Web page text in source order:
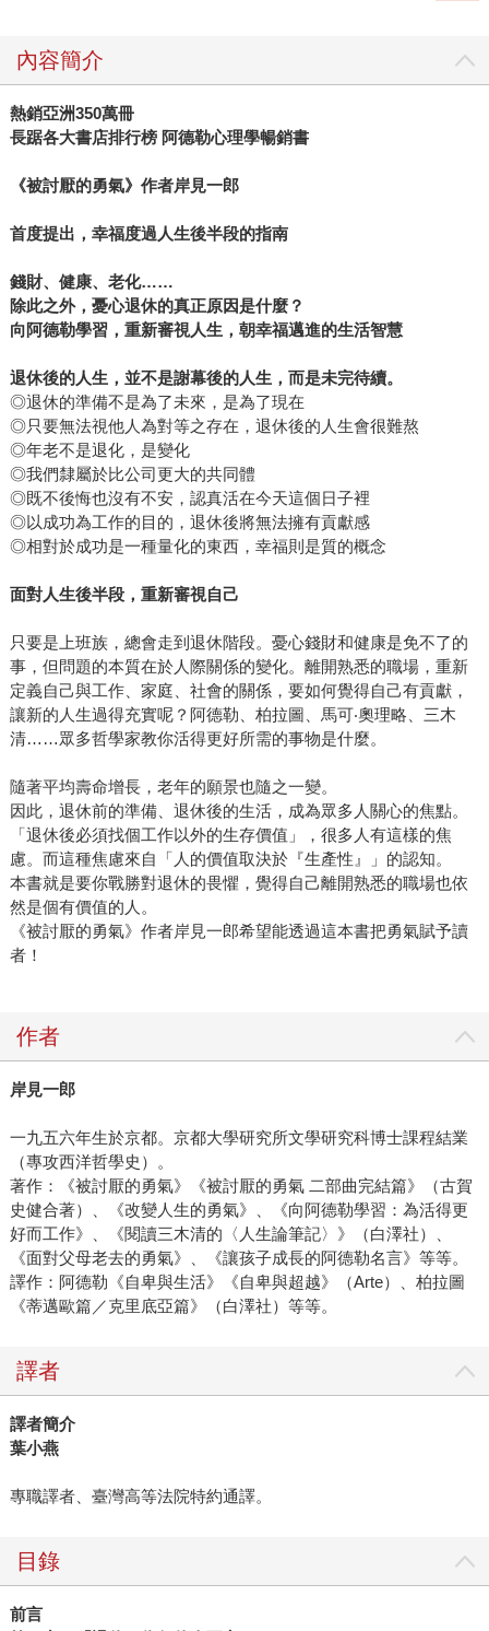
內容簡介
熱銷亞洲350萬冊
長踞各大書店排行榜 阿德勒心理學暢銷書
《被討厭的勇氣》作者岸見一郎
首度提出，幸福度過人生後半段的指南
錢財、健康、老化……
除此之外，憂心退休的真正原因是什麼？
向阿德勒學習，重新審視人生，朝幸福邁進的生活智慧
退休後的人生，並不是謝幕後的人生，而是未完待續。
◎退休的準備不是為了未來，是為了現在
◎只要無法視他人為對等之存在，退休後的人生會很難熬
◎年老不是退化，是變化
◎我們隸屬於比公司更大的共同體
◎既不後悔也沒有不安，認真活在今天這個日子裡
◎以成功為工作的目的，退休後將無法擁有貢獻感
◎相對於成功是一種量化的東西，幸福則是質的概念
面對人生後半段，重新審視自己
只要是上班族，總會走到退休階段。憂心錢財和健康是免不了的
事，但問題的本質在於人際關係的變化。離開熟悉的職場，重新
定義自己與工作、家庭、社會的關係，要如何覺得自己有貢獻，
讓新的人生過得充實呢？阿德勒、柏拉圖、馬可‧奧理略、三木
清……眾多哲學家教你活得更好所需的事物是什麼。
隨著平均壽命增長，老年的願景也隨之一變。
因此，退休前的準備、退休後的生活，成為眾多人關心的焦點。
「退休後必須找個工作以外的生存價值」，很多人有這樣的焦
慮。而這種焦慮來自「人的價值取決於『生產性』」的認知。
本書就是要你戰勝對退休的畏懼，覺得自己離開熟悉的職場也依
然是個有價值的人。
《被討厭的勇氣》作者岸見一郎希望能透過這本書把勇氣賦予讀
者！
作者
岸見一郎
一九五六年生於京都。京都大學研究所文學研究科博士課程結業
（專攻西洋哲學史）。
著作：《被討厭的勇氣》《被討厭的勇氣 二部曲完結篇》（古賀
史健合著）、《改變人生的勇氣》、《向阿德勒學習：為活得更
好而工作》、《閱讀三木清的〈人生論筆記〉》（白澤社）、
《面對父母老去的勇氣》、《讓孩子成長的阿德勒名言》等等。
譯作：阿德勒《自卑與生活》《自卑與超越》（Arte）、柏拉圖
《蒂邁歐篇／克里底亞篇》（白澤社）等等。
譯者
譯者簡介
葉小燕
專職譯者、臺灣高等法院特約通譯。
目錄
前言